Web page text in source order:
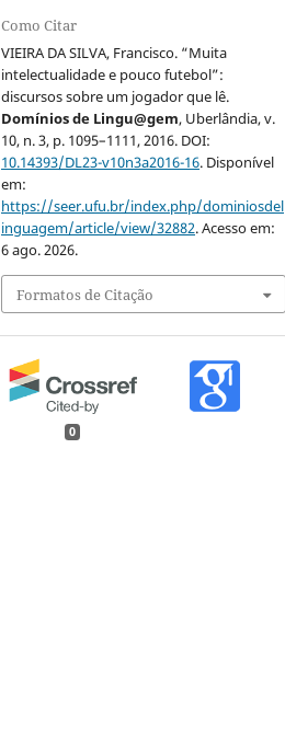
Como Citar
VIEIRA DA SILVA, Francisco. “Muita
intelectualidade e pouco futebol”:
discursos sobre um jogador que lê.
Domínios de Lingu@gem, Uberlândia, v.
10, n. 3, p. 1095–1111, 2016. DOI:
10.14393/DL23-v10n3a2016-16. Disponível
em:
https://seer.ufu.br/index.php/dominiosdel
inguagem/article/view/32882. Acesso em:
6 ago. 2026.
Formatos de Citação
0